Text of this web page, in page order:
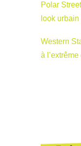
Polar
look
Western
à